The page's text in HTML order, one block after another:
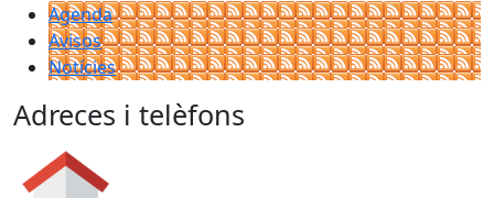
Agenda
Avisos
Notícies
Adreces i telèfons